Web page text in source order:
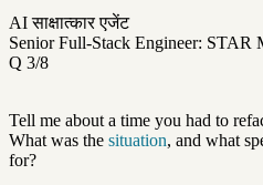
AI साक्षात्कार एजेंट
Senior Full-Stack Engineer: STAR
Q 3/8
Tell me about a time you had to
What was the situation, and what
for?